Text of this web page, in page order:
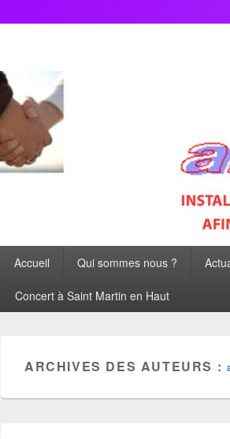
AFORMETROP
Accueil Qui sommes nous ?
Concert à Saint Martin en Haut
ARCHIVES DES AUTEURS :